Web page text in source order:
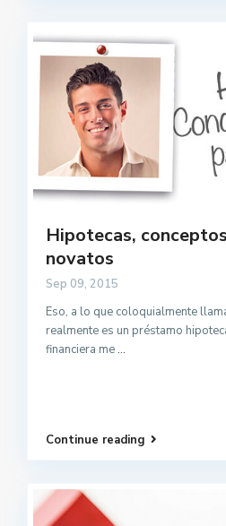
Hipotecas,
novatos
Sep 09, 2015
Eso, a lo que coloquialmente
realmente es un préstamo
financiera me...
Continue reading